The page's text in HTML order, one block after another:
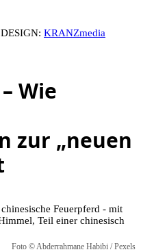
KRANZmedia
Wie
zur „neuen
Foto © Abderrahmane Habibi / Pexels